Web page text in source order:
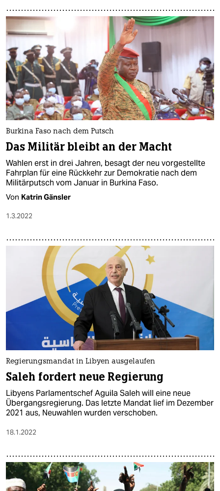
Burkina Faso nach dem Putsch
Das Militär bleibt an der Macht
Wahlen erst in drei Jahren, besagt der neu vorgestellte
Fahrplan für eine Rückkehr zur Demokratie nach dem
Militärputsch vom Januar in Burkina Faso.
Von Katrin Gänsler
1.3.2022
Regierungsmandat in Libyen ausgelaufen
Saleh fordert neue Regierung
Libyens Parlamentschef Aguila Saleh will eine neue
Übergangsregierung. Das letzte Mandat lief im Dezember
2021 aus, Neuwahlen wurden verschoben.
18.1.2022